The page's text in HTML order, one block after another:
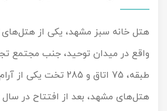
هتل خانه سبز مشهد، یکی از هتل‌های
واقع در میدان توحید، جنب مجتمع
طبقه، 75 اتاق و 285 تخت یکی از
هتل‌های مشهد، بعد از افتتاح در سال
تور اصفهان
تور ترکمن صحرا